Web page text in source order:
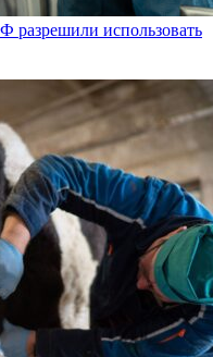
разрешили использовать